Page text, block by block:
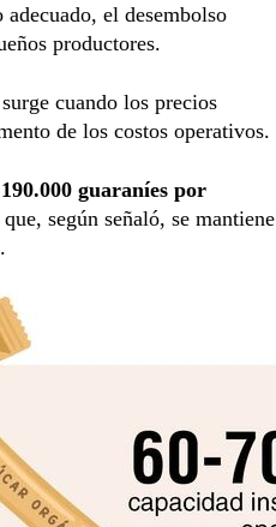
el desembolso
productores.
cuando los precios
de los costos operativos.
guaraníes por
según señaló, se mantiene